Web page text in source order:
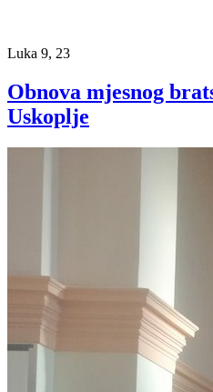
Luka 9, 23
Obnova mjesnog
Uskoplje